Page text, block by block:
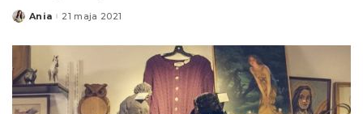
Posted
Ania 21 maja 2021